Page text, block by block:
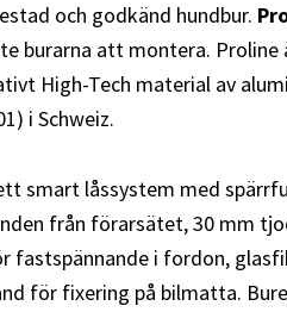
och godkänd hundbur.
burarna att montera.
High-Tech material av
i Schweiz.
smart låssystem med
från förarsätet, 30 mm
fastspännande i fordon,
för fixering på bilmatta.